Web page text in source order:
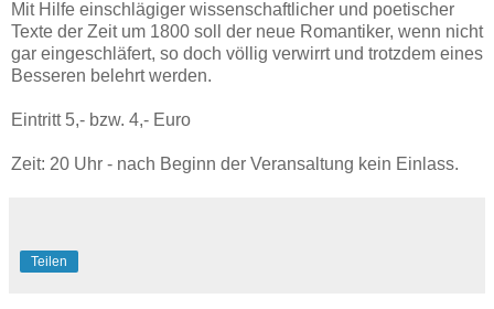
Mit Hilfe einschlägiger wissenschaftlicher und poetischer
Texte der Zeit um 1800 soll der neue Romantiker, wenn nicht
gar eingeschläfert, so doch völlig verwirrt und trotzdem eines
Besseren belehrt werden.
Eintritt 5,- bzw. 4,- Euro
Zeit: 20 Uhr - nach Beginn der Veransaltung kein Einlass.
Teilen